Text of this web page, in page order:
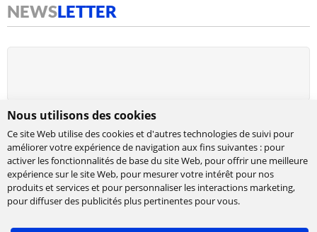
Nous utilisons des cookies
Ce site Web utilise des cookies et d'autres technologies de suivi pour
améliorer votre expérience de navigation aux fins suivantes : pour
activer les fonctionnalités de base du site Web, pour offrir une meilleure
expérience sur le site Web, pour mesurer votre intérêt pour nos
produits et services et pour personnaliser les interactions marketing,
pour diffuser des publicités plus pertinentes pour vous.
NEWSLETTER
Cabinet de conseil et d’expertises en
Ippon accompagne la transformation numérique